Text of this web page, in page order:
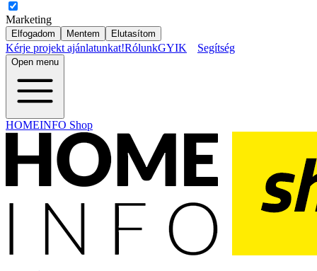
Marketing
Elfogadom Mentem Elutasítom
Kérje projekt ajánlatunkat!RólunkGYIK Segítség
Open menu
HOMEINFO Shop